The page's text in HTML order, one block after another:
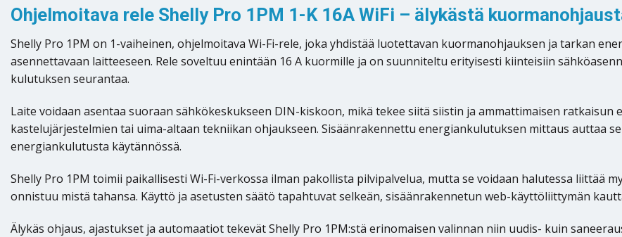
Ohjelmoitava rele Shelly Pro 1PM 1-K 16A WiFi – älykästä
Shelly Pro 1PM on 1-vaiheinen, ohjelmoitava Wi-Fi-rele, joka yhdistää luotettavan kuormanohjauksen ja tarkan
asennettavaan laitteeseen. Rele soveltuu enintään 16 A kuormille ja on suunniteltu erityisesti kiinteisiin
kulutuksen seurantaa.
Laite voidaan asentaa suoraan sähkökeskukseen DIN-kiskoon, mikä tekee siitä siistin ja ammattimaisen
kastelujärjestelmien tai uima-altaan tekniikan ohjaukseen. Sisäänrakennettu energiankulutuksen mittaus auttaa
energiankulutusta käytännössä.
Shelly Pro 1PM toimii paikallisesti Wi-Fi-verkossa ilman pakollista pilvipalvelua, mutta se voidaan halutessa liittää
onnistuu mistä tahansa. Käyttö ja asetusten säätö tapahtuvat selkeän, sisäänrakennetun web-käyttöliittymän
Älykäs ohjaus, ajastukset ja automaatiot tekevät Shelly Pro 1PM:stä erinomaisen valinnan niin uudis- kuin